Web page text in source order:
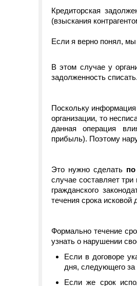
Кредиторская
(взыскания
Если я верно понял, мы
В этом случае у
задолженность
Поскольку информация
организации, то
данная операция
прибыль). Поэтому
Это нужно сделать
случае составляет
гражданского
течения срока исковой
Формально течение
узнать о нарушении
Если в договоре
дня, следующего
Если же срок